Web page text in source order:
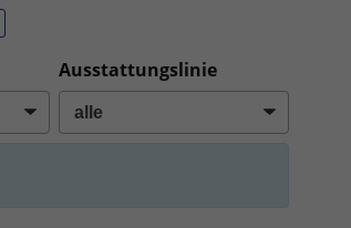
Ausstattungslinie